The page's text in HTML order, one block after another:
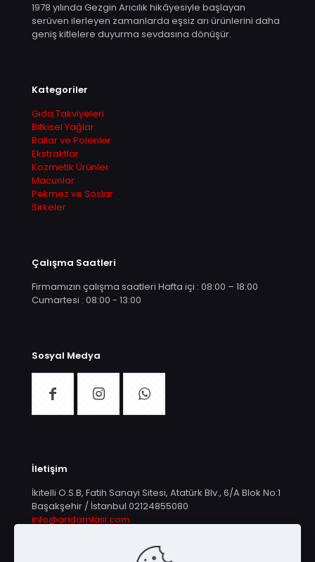
1978 yılında Gezgin Arıcılık hikâyesiyle başlayan
serüven ilerleyen zamanlarda eşsiz arı ürünlerini daha
geniş kitlelere duyurma sevdasına dönüşür.
Kategoriler
Gıda Takviyeleri
Bitkisel Yağlar
Ballar ve Polenler
Ekstraktlar
Kozmetik Ürünler
Macunlar
Pekmez ve Soslar
Sirkeler
Çalışma Saatleri
Firmamızın çalışma saatleri Hafta içi : 08:00 – 18:00
Cumartesi : 08:00 - 13:00
Sosyal Medya
İletişim
İkitelli O.S.B, Fatih Sanayi Sitesi, Atatürk Blv., 6/A Blok No:1
Başakşehir / İstanbul 02124855080
info@aridamlasi.com